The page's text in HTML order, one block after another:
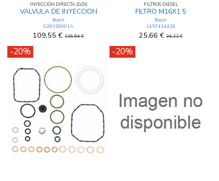
INYECCIÓN DIRECTA (GDI)
VALVULA DE INYECCION
Bosch
026150001A
109,55 € 136,94 €
FILTROS DIESEL
FILTRO M16X1.5
Bosch
1457434426
25,66 €34,22 €
-20% -20%